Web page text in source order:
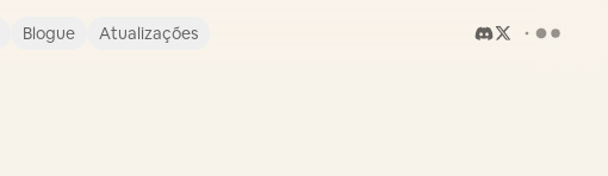
Blogue Atualizações